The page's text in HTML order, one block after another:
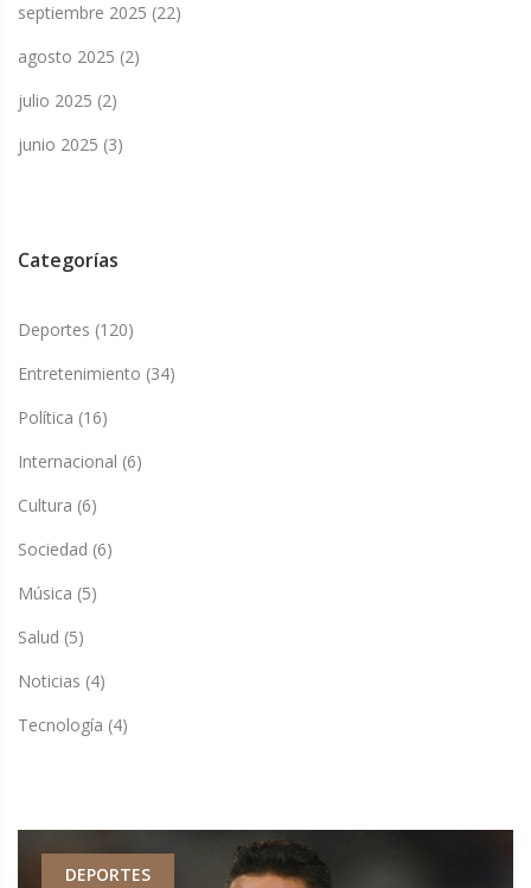
septiembre 2025 (22)
agosto 2025 (2)
julio 2025 (2)
junio 2025 (3)
Categorías
Deportes (120)
Entretenimiento (34)
Política (16)
Internacional (6)
Cultura (6)
Sociedad (6)
Música (5)
Salud (5)
Noticias (4)
Tecnología (4)
DEPORTES